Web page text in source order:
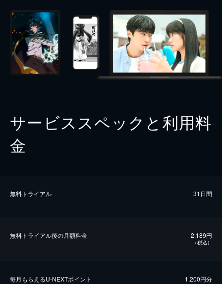
サービススペックと利用料
金
無料トライアル 31日間
無料トライアル後の⽉額料金 2,189円
（税込）
毎⽉もらえるU-NEXTポイント 1,200円分